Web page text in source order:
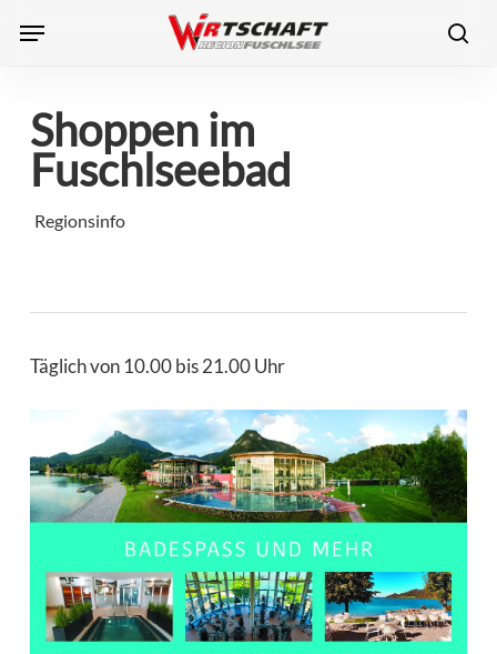
Menu
Shoppen im
Fuschlseebad
Regionsinfo
Täglich von 10.00 bis 21.00 Uhr